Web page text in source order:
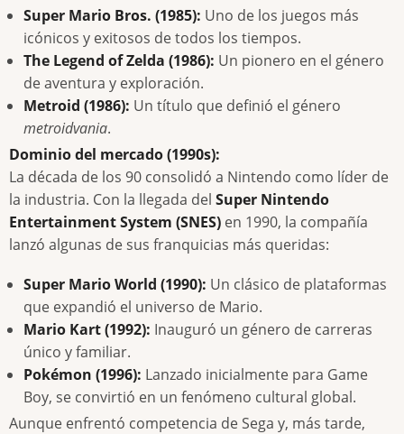
Super Mario Bros. (1985): Uno de los juegos más
icónicos y exitosos de todos los tiempos.
The Legend of Zelda (1986): Un pionero en el género
de aventura y exploración.
Metroid (1986): Un título que definió el género
metroidvania.
Dominio del mercado (1990s):
La década de los 90 consolidó a Nintendo como líder de
la industria. Con la llegada del Super Nintendo
Entertainment System (SNES) en 1990, la compañía
lanzó algunas de sus franquicias más queridas:
Super Mario World (1990): Un clásico de plataformas
que expandió el universo de Mario.
Mario Kart (1992): Inauguró un género de carreras
único y familiar.
Pokémon (1996): Lanzado inicialmente para Game
Boy, se convirtió en un fenómeno cultural global.
Aunque enfrentó competencia de Sega y, más tarde,